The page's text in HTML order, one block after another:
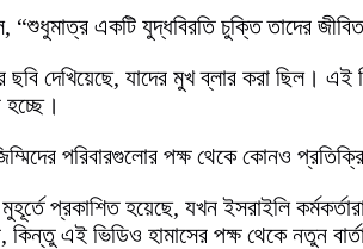
“শুধুমাত্র একটি যুদ্ধবিরতি চুক্তি তাদের
দেখিয়েছে, যাদের মুখ ব্লার করা ছিল। এই
হচ্ছে।
পরিবারগুলোর পক্ষ থেকে কোনও
প্রকাশিত হয়েছে, যখন ইসরাইলি
এই ভিডিও হামাসের পক্ষ থেকে নতুন